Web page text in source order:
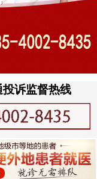
诉监督热线